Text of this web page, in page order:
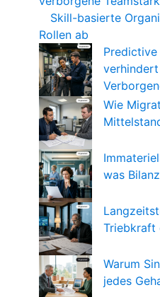
Skill-basierte
Rollen ab
Wie
was
Triebkraft
Warum
jedes